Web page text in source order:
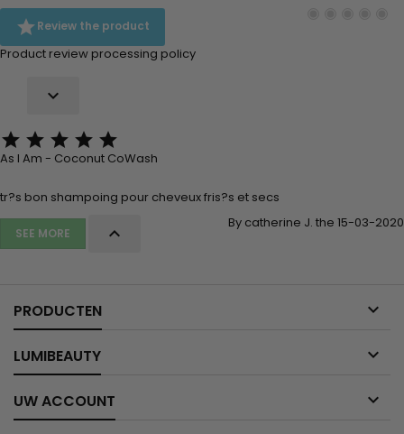
Review the product
Product review processing policy

    
As I Am - Coconut CoWash
tr?s bon shampoing pour cheveux fris?s et secs
By catherine J. the 15-03-2020
SEE MORE 
PRODUCTEN 
LUMIBEAUTY 
UW ACCOUNT 